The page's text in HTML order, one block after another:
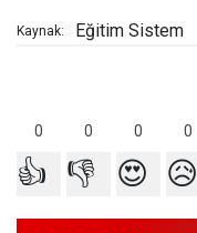
Kaynak: Eğitim Sistem
0 0 0 0
👍 👎 😍 😥